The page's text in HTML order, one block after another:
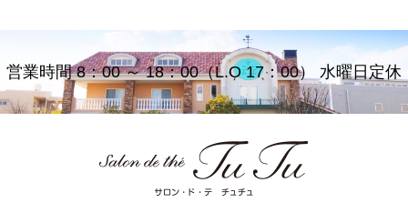
営業時間 8：00 ～ 18：00（L.O 17：00） 水曜日定休